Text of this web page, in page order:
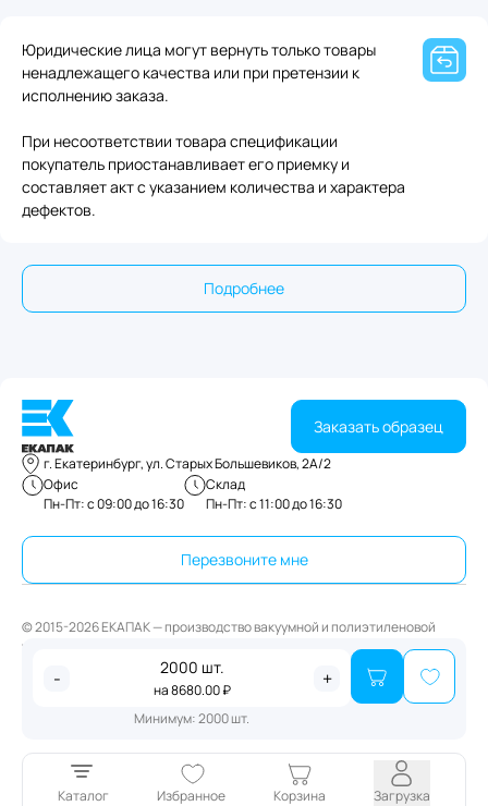
- 2000 шт.
на8680.00₽ +
Минимум:2000шт.
Юридические лица могут вернуть только товары
ненадлежащего качества или при претензии к
исполнению заказа.
При несоответствии товара спецификации
покупатель приостанавливает его приемку и
составляет акт с указанием количества и характера
дефектов.
Подробнее
Заказать образец
г. Екатеринбург, ул. Старых Большевиков, 2А/2
Офис
Пн-Пт: с 09:00 до 16:30
Склад
Пн-Пт: с 11:00 до 16:30
Перезвоните мне
© 2015-2026 ЕКАПАК — производство вакуумной и полиэтиленовой
упаковки
Политика конфиденциальности
Каталог Избранное Корзина Загрузка